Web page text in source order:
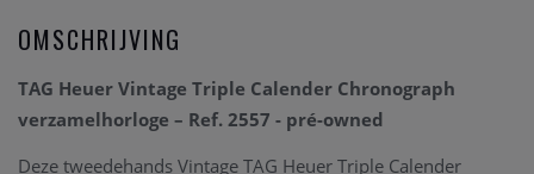
OMSCHRIJVING
TAG Heuer Vintage Triple Calender Chronograph
verzamelhorloge – Ref. 2557 - pré-owned
Deze tweedehands Vintage TAG Heuer Triple Calender